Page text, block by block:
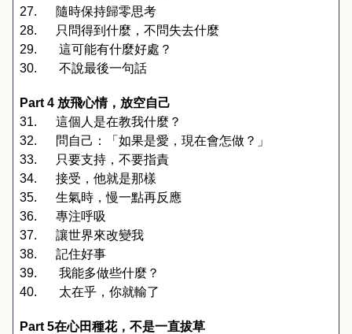
27.
隨時保持歸零思考
28.
只問得到什麼，不問失去什麼
29.
這可能有什麼好處？
30.
不說最後一句話
Part 4 放飛心情，放空自己
31.
這個人是在教我什麼？
32.
問自己：「如果是愛，現在會怎做？」
33.
只要支持，不要指責
34.
接受，他就是那樣
35.
生氣時，慢一點再反應
36.
專注呼吸
37.
讓世界來改變我
38.
記住好事
39.
我能多做些什麼？
40.
太在乎，你就輸了
Part 5在心田種花，不是一直拔草